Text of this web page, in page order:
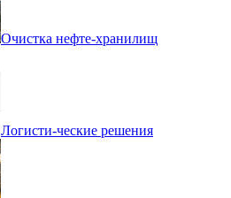
Очистка нефте-хранилищ
Логисти-ческие решения